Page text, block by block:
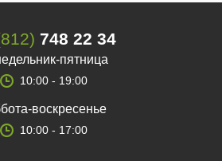
748 22 34
пятница
10:00 - 19:00
воскресенье
10:00 - 17:00